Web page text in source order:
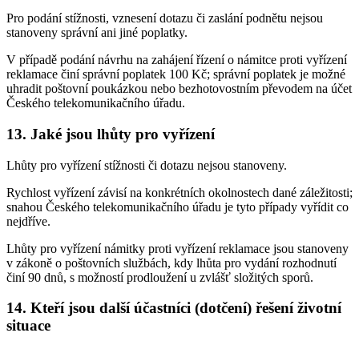
Pro podání stížnosti, vznesení dotazu či zaslání podnětu nejsou
stanoveny správní ani jiné poplatky.
V případě podání návrhu na zahájení řízení o námitce proti vyřízení
reklamace činí správní poplatek 100 Kč; správní poplatek je možné
uhradit poštovní poukázkou nebo bezhotovostním převodem na účet
Českého telekomunikačního úřadu.
13. Jaké jsou lhůty pro vyřízení
Lhůty pro vyřízení stížnosti či dotazu nejsou stanoveny.
Rychlost vyřízení závisí na konkrétních okolnostech dané záležitosti;
snahou Českého telekomunikačního úřadu je tyto případy vyřídit co
nejdříve.
Lhůty pro vyřízení námitky proti vyřízení reklamace jsou stanoveny
v zákoně o poštovních službách, kdy lhůta pro vydání rozhodnutí
činí 90 dnů, s možností prodloužení u zvlášť složitých sporů.
14. Kteří jsou další účastníci (dotčení) řešení životní
situace